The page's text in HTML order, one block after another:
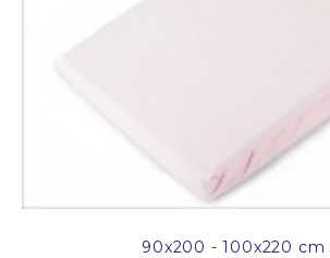
90x200 - 100x220 cm